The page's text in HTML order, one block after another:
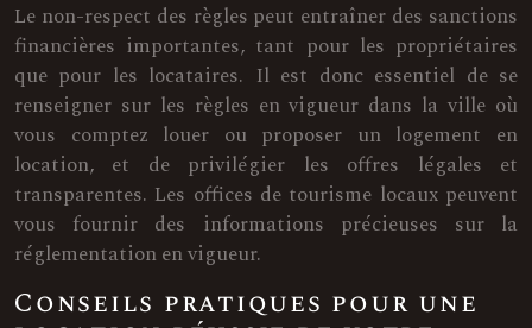
Le non-respect des règles peut entraîner des sanctions
financières importantes, tant pour les propriétaires
que pour les locataires. Il est donc essentiel de se
renseigner sur les règles en vigueur dans la ville où
vous comptez louer ou proposer un logement en
location, et de privilégier les offres légales et
transparentes. Les offices de tourisme locaux peuvent
vous fournir des informations précieuses sur la
réglementation en vigueur.
Conseils pratiques pour une